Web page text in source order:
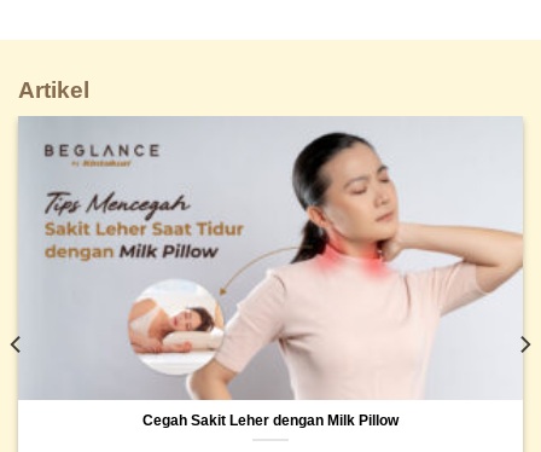
Artikel
Cegah Sakit Leher dengan Milk Pillow